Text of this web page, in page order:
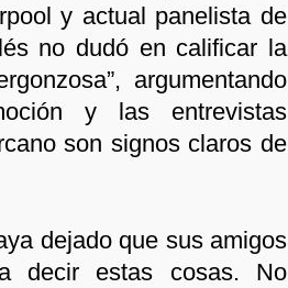
y actual panelista de
no dudó en calificar la
argumentando
y las entrevistas
son signos claros de
dejado que sus amigos
decir estas cosas. No